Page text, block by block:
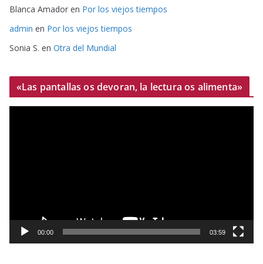
Blanca Amador en Por los viejos tiempos
admin en Por los viejos tiempos
Sonia S. en Otra del Mundial
«Las pantallas os devoran, la lectura os alimenta»
o
00:00 03:59